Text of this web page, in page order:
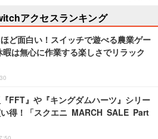
アクセスランキング
ど面白い！スイッチで遊べる農業ゲー
暇は無心に作業する楽しさでリラック
FFT』や『キングダムハーツ』シリー
い得！「スクエニ MARCH SALE Part